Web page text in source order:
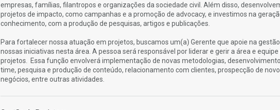
empresas, famílias, filantropos e organizações da sociedade civil. Além disso,
projetos de impacto, como campanhas e a promoção de advocacy, e investimos na
conhecimento, com a produção de pesquisas, artigos e publicações.
Para fortalecer nossa atuação em projetos, buscamos um(a) Gerente que apoie na
nossas iniciativas nesta área. A pessoa será responsável por liderar e gerir a área e equipe
projetos. Essa função envolverá implementação de novas metodologias,
time, pesquisa e produção de conteúdo, relacionamento com clientes, prospecção de
negócios, entre outras atividades.